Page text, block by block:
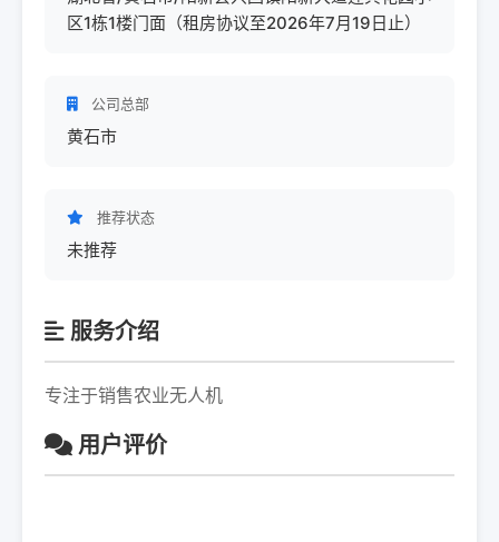
区1栋1楼门面（租房协议至2026年7月19日止）
公司总部
黄石市
推荐状态
未推荐
服务介绍
专注于销售农业无人机
用户评价